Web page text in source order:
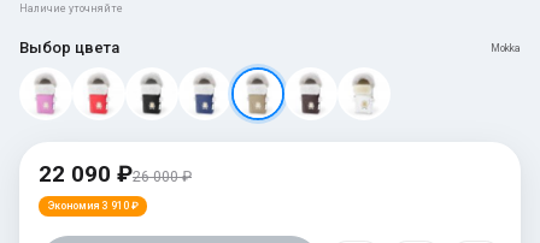
Наличие уточняйте
Выбор цвета Mokka
22 090 ₽26 000 ₽
Экономия 3 910 ₽